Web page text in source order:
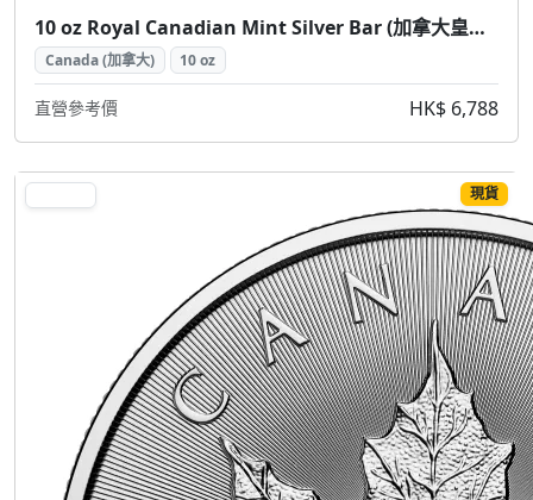
10 oz Royal Canadian Mint Silver Bar (加拿大皇家鑄幣廠銀條 10盎司)
Canada (加拿大) 10 oz
直營參考價 HK$ 6,788
現貨